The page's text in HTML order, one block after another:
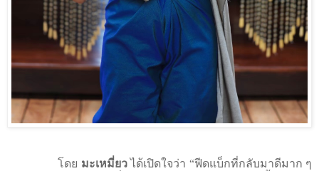
โดย มะเหมี่ยวได้เปิดใจว่า “ฟีดแบ็กที่กลับมาดีมาก ๆ